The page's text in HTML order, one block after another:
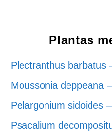
Plantas
Plectranthus barbatus
Moussonia deppeana
Pelargonium sidoides
Psacalium